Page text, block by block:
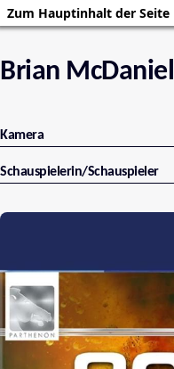
Zum Hauptinhalt der Seite
Brian McDaniel
Kamera
Schauspielerin/Schauspieler